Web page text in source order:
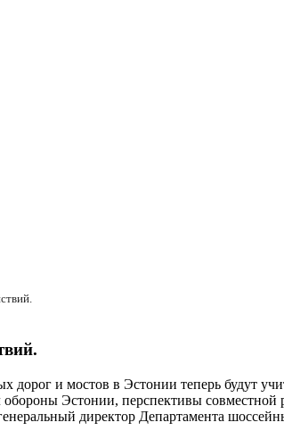
дорог и мостов в Эстонии теперь будут
Эстонии, перспективы совместной
директор Департамента